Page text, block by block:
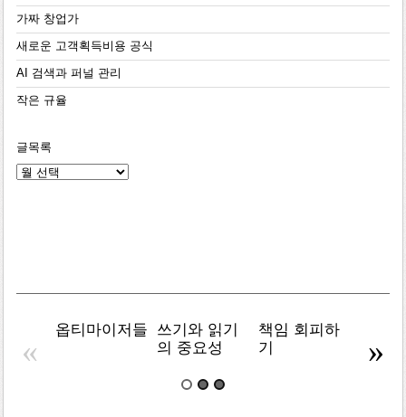
가짜 창업가
새로운 고객획득비용 공식
AI 검색과 퍼널 관리
작은 규율
글목록
글
옵티마이저들
쓰기와 읽기
의 중요성
책임 회피하
기
« »